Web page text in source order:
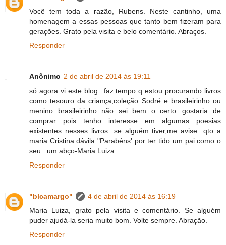
Você tem toda a razão, Rubens. Neste cantinho, uma
homenagem a essas pessoas que tanto bem fizeram para
gerações. Grato pela visita e belo comentário. Abraços.
Responder
Anônimo 2 de abril de 2014 às 19:11
só agora vi este blog...faz tempo q estou procurando livros
como tesouro da criança,coleção Sodré e brasileirinho ou
menino brasileirinho não sei bem o certo...gostaria de
comprar pois tenho interesse em algumas poesias
existentes nesses livros...se alguém tiver,me avise...qto a
maria Cristina dávila "Parabéns' por ter tido um pai como o
seu...um abço-Maria Luiza
Responder
"blcamargo"
4 de abril de 2014 às 16:19
Maria Luiza, grato pela visita e comentário. Se alguém
puder ajudá-la seria muito bom. Volte sempre. Abração.
Responder